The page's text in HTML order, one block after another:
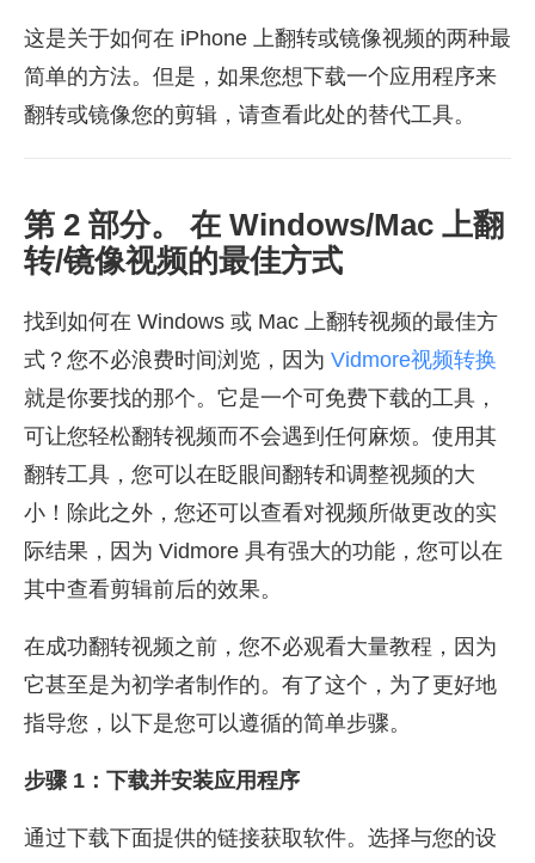
这是关于如何在 iPhone 上翻转或镜像视频的两种最
简单的方法。但是，如果您想下载一个应用程序来
翻转或镜像您的剪辑，请查看此处的替代工具。
第 2 部分。 在 Windows/Mac 上翻
转/镜像视频的最佳方式
找到如何在 Windows 或 Mac 上翻转视频的最佳方
式？您不必浪费时间浏览，因为 Vidmore视频转换
就是你要找的那个。它是一个可免费下载的工具，
可让您轻松翻转视频而不会遇到任何麻烦。使用其
翻转工具，您可以在眨眼间翻转和调整视频的大
小！除此之外，您还可以查看对视频所做更改的实
际结果，因为 Vidmore 具有强大的功能，您可以在
其中查看剪辑前后的效果。
在成功翻转视频之前，您不必观看大量教程，因为
它甚至是为初学者制作的。有了这个，为了更好地
指导您，以下是您可以遵循的简单步骤。
步骤 1：下载并安装应用程序
通过下载下面提供的链接获取软件。选择与您的设